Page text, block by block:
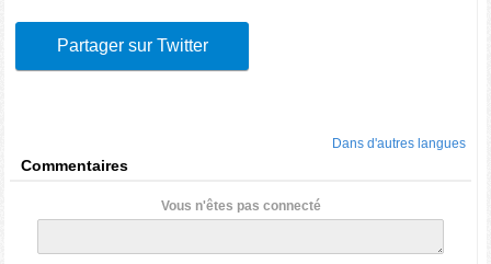
Partager sur Twitter
Dans d'autres langues
Commentaires
Vous n'êtes pas connecté